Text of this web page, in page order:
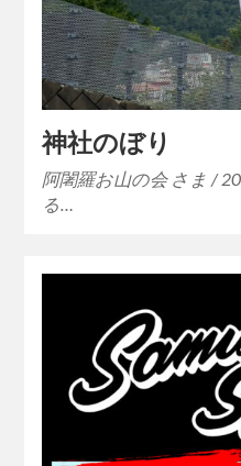
神社のぼり
阿闍羅お山の会 さま /
る…